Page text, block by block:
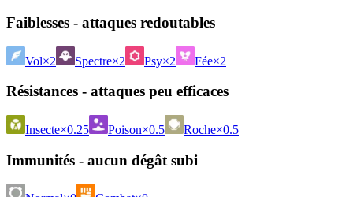
Faiblesses - attaques redoutables
Vol×2 Spectre×2 Psy×2 Fée×2
Résistances - attaques peu efficaces
Insecte×0.25 Poison×0.5 Roche×0.5
Immunités - aucun dégât subi